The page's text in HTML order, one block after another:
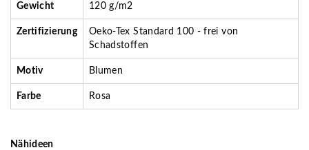
Gewicht 120 g/m2
Zertifizierung
Oeko-Tex Standard 100 - frei von
Schadstoffen
Motiv Blumen
Farbe Rosa
Nähideen